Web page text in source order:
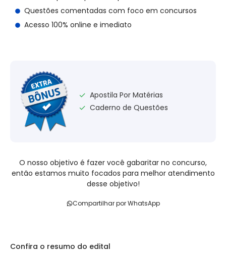
Confira o resumo do edital
Questões comentadas com foco em concursos
Acesso 100% online e imediato
✓ Apostila Por Matérias
✓ Caderno de Questões
O nosso objetivo é fazer você gabaritar no concurso,
então estamos muito focados para melhor atendimento
desse objetivo!
Compartilhar por WhatsApp